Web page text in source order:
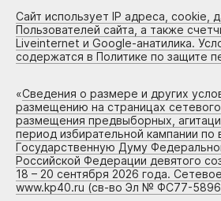
Сайт использует IP адреса, cookie,
Пользователей сайта, а также
Liveinternet и Google-анатилика.
содержатся в Политике по защите
«Сведения о размере и других
размещению на страницах
размещения предвыборных,
период избирательной кампании по
Государственную Думу
Российской Федерации девятого
18 – 20 сентября 2026 года.
www.kp40.ru (св-во Эл № ФС77-